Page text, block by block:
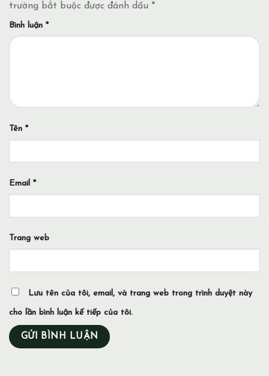
trường bắt buộc được đánh dấu *
Bình luận *
Tên *
Email *
Trang web
Lưu tên của tôi, email, và trang web trong trình duyệt này
cho lần bình luận kế tiếp của tôi.